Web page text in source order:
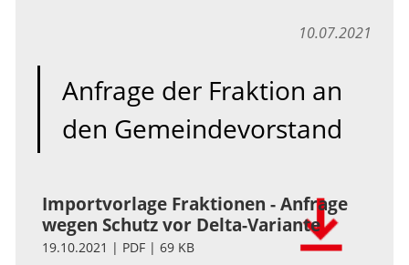
10.07.2021
Anfrage der Fraktion an
den Gemeindevorstand
Importvorlage Fraktionen - Anfrage
wegen Schutz vor Delta-Variante
19.10.2021 | PDF | 69 KB